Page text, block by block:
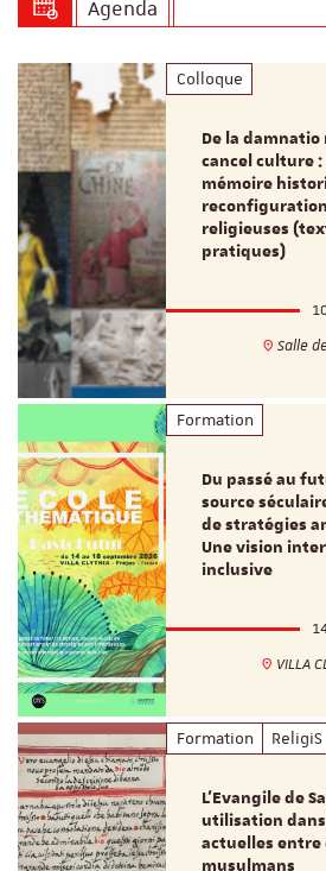
Agenda
Colloque
De la damnatio
cancel culture
mémoire
religieuses
pratiques)
Salle
Formation
Du passé au
source
de stratégies
Une vision
inclusive
VILLA
Formation ReligiS
L’Evangile de
utilisation
actuelles
musulmans